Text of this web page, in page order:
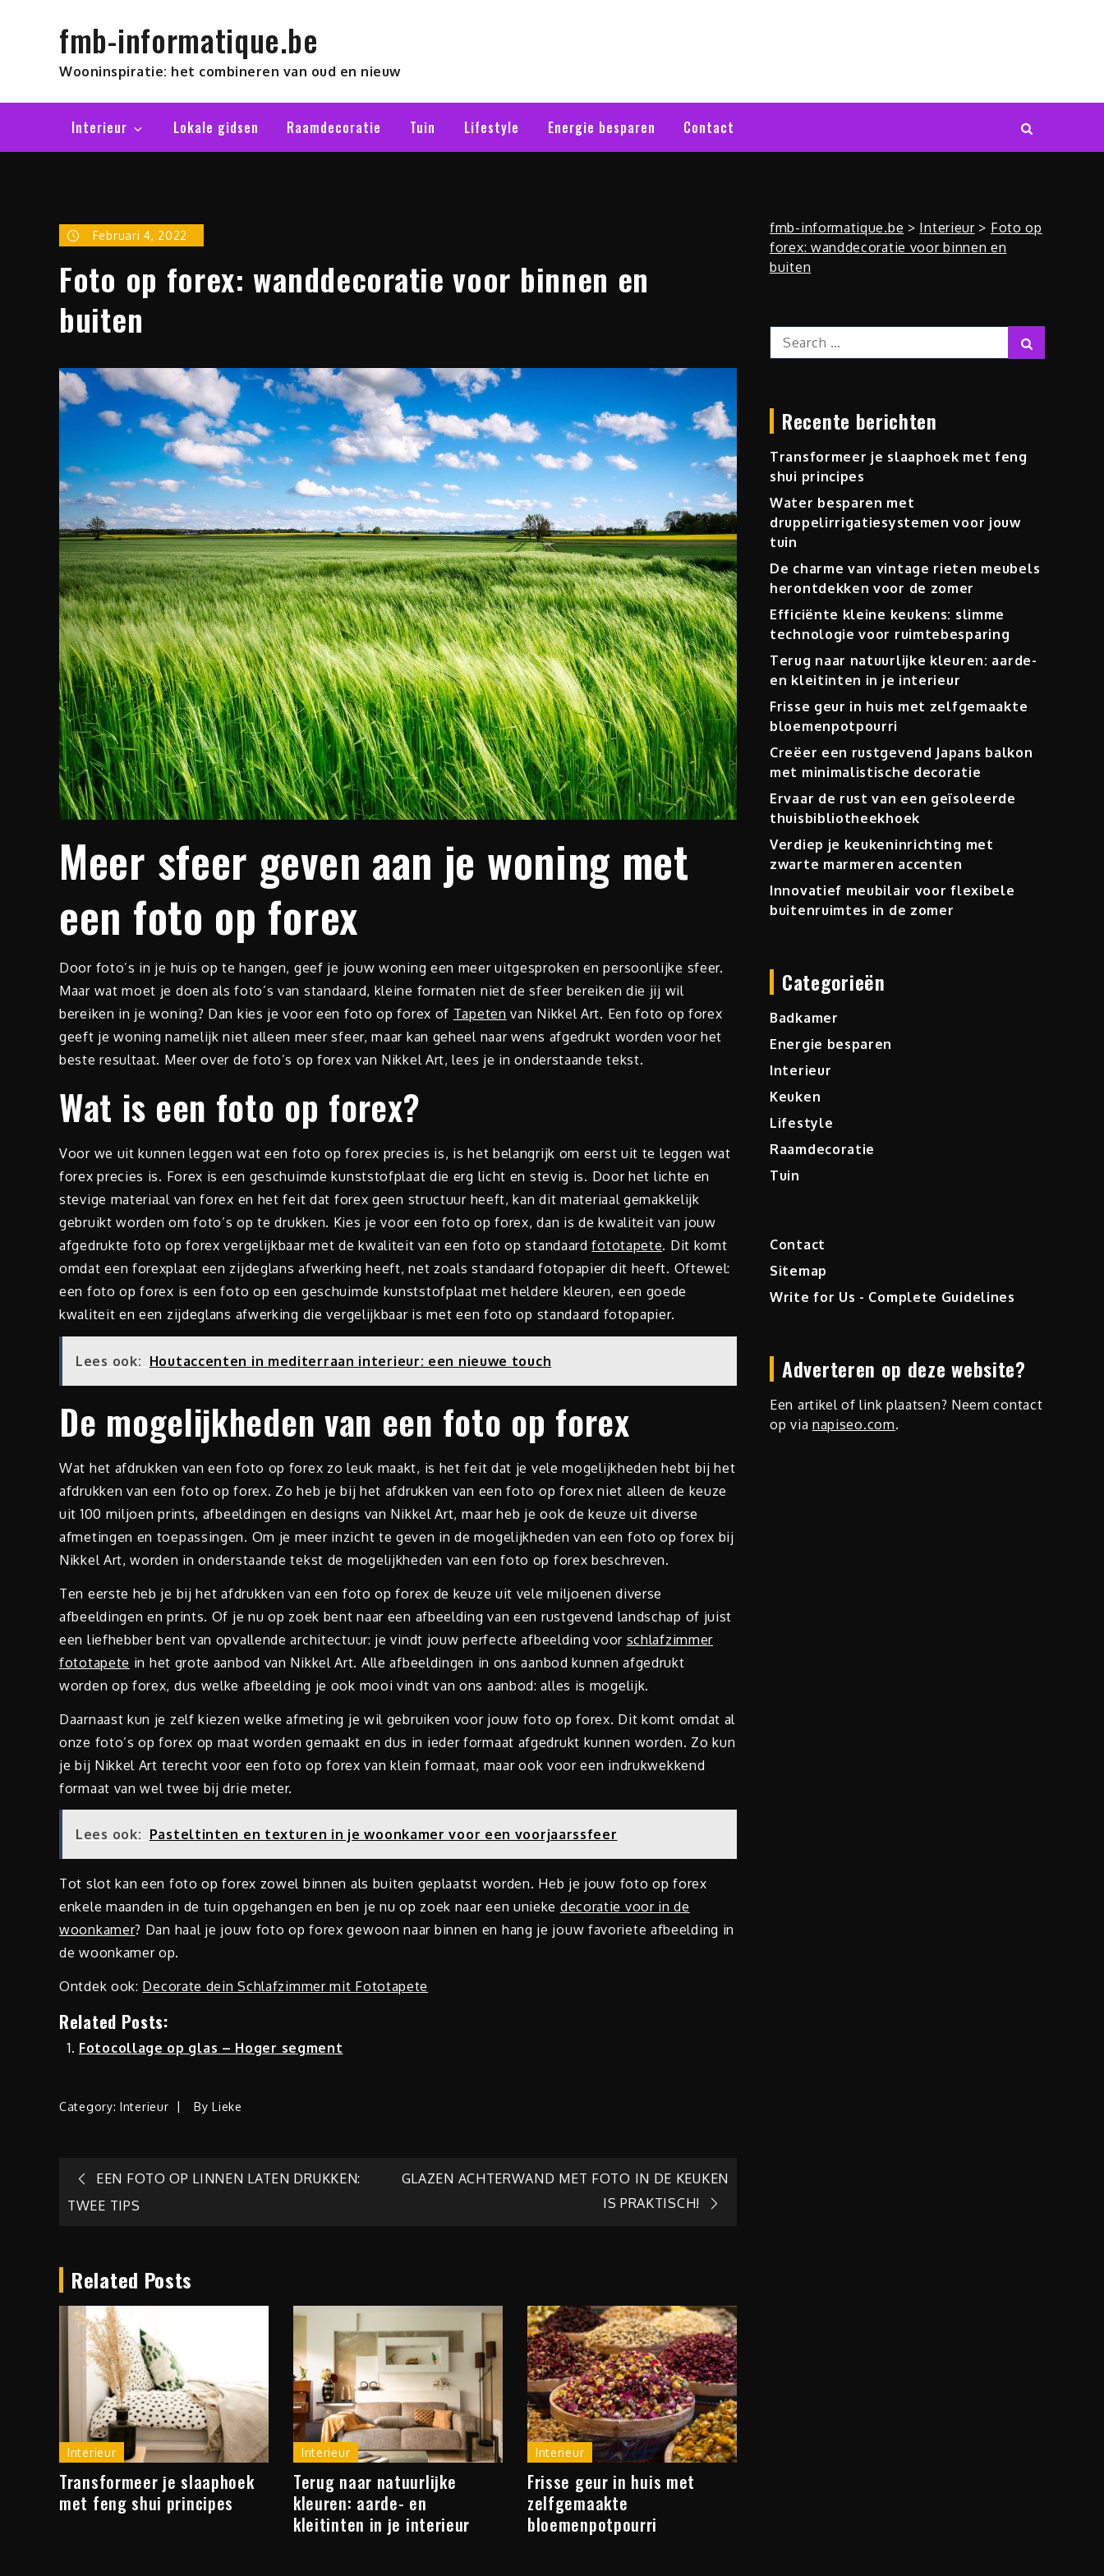
fmb-informatique.be
Wooninspiratie: het combineren van oud en nieuw
Interieur Lokale gidsen Raamdecoratie Tuin Lifestyle Energie besparen Contact
Februari 4, 2022
Foto op forex: wanddecoratie voor binnen en
buiten
Meer sfeer geven aan je woning met
een foto op forex
Door foto’s in je huis op te hangen, geef je jouw woning een meer uitgesproken en persoonlijke sfeer.
Maar wat moet je doen als foto’s van standaard, kleine formaten niet de sfeer bereiken die jij wil
bereiken in je woning? Dan kies je voor een foto op forex of Tapeten van Nikkel Art. Een foto op forex
geeft je woning namelijk niet alleen meer sfeer, maar kan geheel naar wens afgedrukt worden voor het
beste resultaat. Meer over de foto’s op forex van Nikkel Art, lees je in onderstaande tekst.
Wat is een foto op forex?
Voor we uit kunnen leggen wat een foto op forex precies is, is het belangrijk om eerst uit te leggen wat
forex precies is. Forex is een geschuimde kunststofplaat die erg licht en stevig is. Door het lichte en
stevige materiaal van forex en het feit dat forex geen structuur heeft, kan dit materiaal gemakkelijk
gebruikt worden om foto’s op te drukken. Kies je voor een foto op forex, dan is de kwaliteit van jouw
afgedrukte foto op forex vergelijkbaar met de kwaliteit van een foto op standaardfototapete. Dit komt
omdat een forexplaat een zijdeglans afwerking heeft, net zoals standaard fotopapier dit heeft. Oftewel:
een foto op forex is een foto op een geschuimde kunststofplaat met heldere kleuren, een goede
kwaliteit en een zijdeglans afwerking die vergelijkbaar is met een foto op standaard fotopapier.
Lees ook: Houtaccenten in mediterraan interieur: een nieuwe touch
De mogelijkheden van een foto op forex
Wat het afdrukken van een foto op forex zo leuk maakt, is het feit dat je vele mogelijkheden hebt bij het
afdrukken van een foto op forex. Zo heb je bij het afdrukken van een foto op forex niet alleen de keuze
uit 100 miljoen prints, afbeeldingen en designs van Nikkel Art, maar heb je ook de keuze uit diverse
afmetingen en toepassingen. Om je meer inzicht te geven in de mogelijkheden van een foto op forex bij
Nikkel Art, worden in onderstaande tekst de mogelijkheden van een foto op forex beschreven.
Ten eerste heb je bij het afdrukken van een foto op forex de keuze uit vele miljoenen diverse
afbeeldingen en prints. Of je nu op zoek bent naar een afbeelding van een rustgevend landschap of juist
een liefhebber bent van opvallende architectuur: je vindt jouw perfecte afbeelding voor schlafzimmer
fototapete in het grote aanbod van Nikkel Art. Alle afbeeldingen in ons aanbod kunnen afgedrukt
worden op forex, dus welke afbeelding je ook mooi vindt van ons aanbod: alles is mogelijk.
Daarnaast kun je zelf kiezen welke afmeting je wil gebruiken voor jouw foto op forex. Dit komt omdat al
onze foto’s op forex op maat worden gemaakt en dus in ieder formaat afgedrukt kunnen worden. Zo kun
je bij Nikkel Art terecht voor een foto op forex van klein formaat, maar ook voor een indrukwekkend
formaat van wel twee bij drie meter.
Lees ook: Pasteltinten en texturen in je woonkamer voor een voorjaarssfeer
Tot slot kan een foto op forex zowel binnen als buiten geplaatst worden. Heb je jouw foto op forex
enkele maanden in de tuin opgehangen en ben je nu op zoek naar een unieke decoratie voor in de
woonkamer? Dan haal je jouw foto op forex gewoon naar binnen en hang je jouw favoriete afbeelding in
de woonkamer op.
Ontdek ook: Decorate dein Schlafzimmer mit Fototapete
Related Posts:
Fotocollage op glas – Hoger segment
Category: Interieur ByLieke
Berichtnavigatie
EEN FOTO OP LINNEN LATEN DRUKKEN:
TWEE TIPS
GLAZEN ACHTERWAND MET FOTO IN DE KEUKEN
IS PRAKTISCH!
Related Posts
Interieur
Transformeer je slaaphoek
met feng shui principes
Interieur
Terug naar natuurlijke
kleuren: aarde- en
kleitinten in je interieur
Interieur
Frisse geur in huis met
zelfgemaakte
bloemenpotpourri
fmb-informatique.be > Interieur> Foto op
forex: wanddecoratie voor binnen en
buiten
Search
for:
Recente berichten
Transformeer je slaaphoek met feng
shui principes
Water besparen met
druppelirrigatiesystemen voor jouw
tuin
De charme van vintage rieten meubels
herontdekken voor de zomer
Efficiënte kleine keukens: slimme
technologie voor ruimtebesparing
Terug naar natuurlijke kleuren: aarde-
en kleitinten in je interieur
Frisse geur in huis met zelfgemaakte
bloemenpotpourri
Creëer een rustgevend Japans balkon
met minimalistische decoratie
Ervaar de rust van een geïsoleerde
thuisbibliotheekhoek
Verdiep je keukeninrichting met
zwarte marmeren accenten
Innovatief meubilair voor flexibele
buitenruimtes in de zomer
Categorieën
Badkamer
Energie besparen
Interieur
Keuken
Lifestyle
Raamdecoratie
Tuin
Contact
Sitemap
Write for Us - Complete Guidelines
Adverteren op deze website?
Een artikel of link plaatsen? Neem contact
op via napiseo.com.